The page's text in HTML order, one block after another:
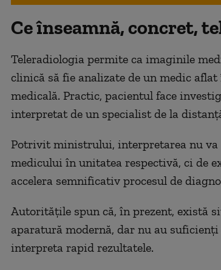
Ce înseamnă, concret,
Teleradiologia permite ca imaginile
clinică să fie analizate de un medic
medicală. Practic, pacientul face
interpretat de un specialist de la
Potrivit ministrului, interpretarea nu va
medicului în unitatea respectivă, ci de
accelera semnificativ procesul de
Autoritățile spun că, în prezent, există
aparatură modernă, dar nu au
interpreta rapid rezultatele.